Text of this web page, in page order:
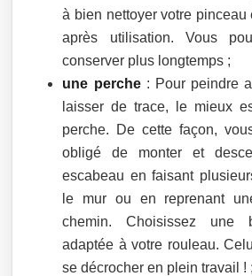
à bien nettoyer votre pinceau
après utilisation. Vous
conserver plus longtemps ;
une perche: Pour peindre
laisser de trace, le mieux
perche. De cette façon,
obligé de monter et
escabeau en faisant
le mur ou en reprenant
chemin. Choisissez une
adaptée à votre rouleau.
se décrocher en plein travail ! ;